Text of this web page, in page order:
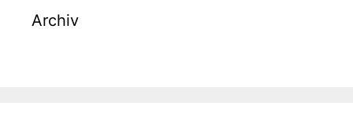
Archiv